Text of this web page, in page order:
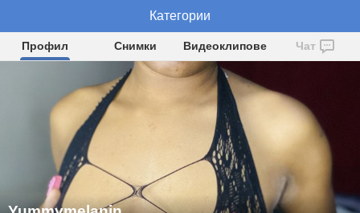
Yummymelanin
Профил Снимки Видеоклипове Чат
Категории